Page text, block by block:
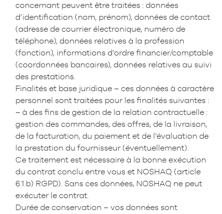
concernant peuvent être traitées : données
d’identification (nom, prénom), données de contact
(adresse de courrier électronique, numéro de
téléphone), données relatives à la profession
(fonction), informations d’ordre financier/comptable
(coordonnées bancaires), données relatives au suivi
des prestations.
Finalités et base juridique – ces données à caractère
personnel sont traitées pour les finalités suivantes :
– à des fins de gestion de la relation contractuelle :
gestion des commandes, des offres, de la livraison,
de la facturation, du paiement et de l’évaluation de
la prestation du fournisseur (éventuellement).
Ce traitement est nécessaire à la bonne exécution
du contrat conclu entre vous et NOSHAQ (article
6.1.b) RGPD). Sans ces données, NOSHAQ ne peut
exécuter le contrat.
Durée de conservation – vos données sont